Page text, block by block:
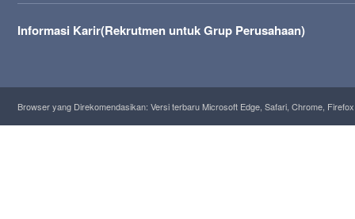
Informasi Karir(Rekrutmen untuk Grup Perusahaan)
Browser yang Direkomendasikan: Versi terbaru Microsoft Edge, Safari, Chrome,